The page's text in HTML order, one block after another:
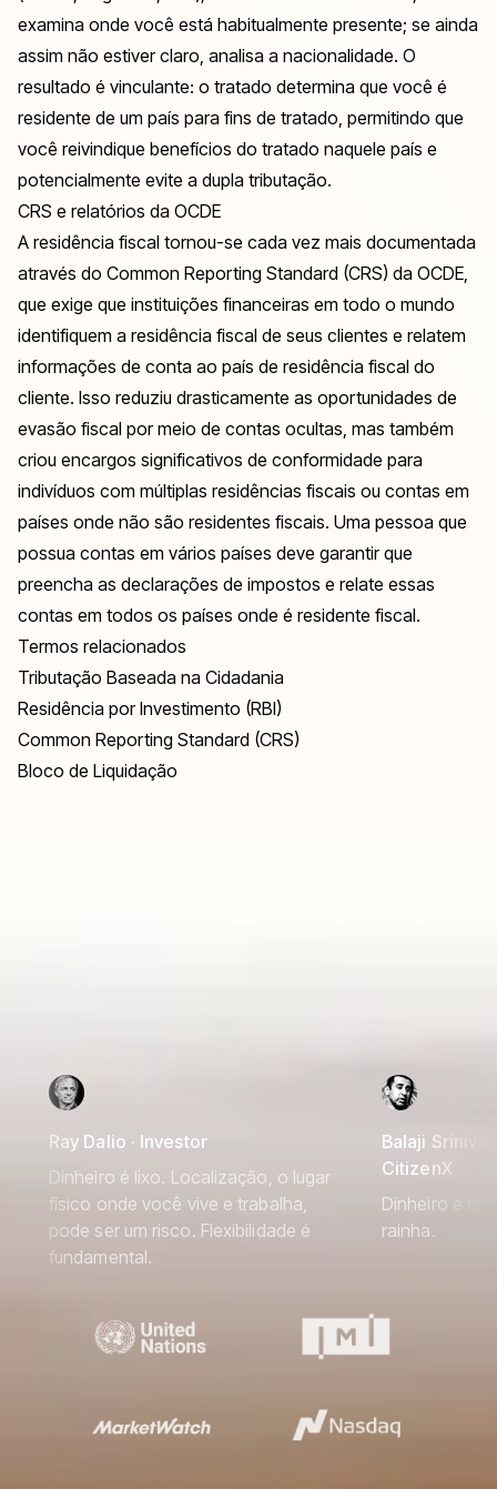
examina onde você está habitualmente presente; se ainda
assim não estiver claro, analisa a nacionalidade. O
resultado é vinculante: o tratado determina que você é
residente de um país para fins de tratado, permitindo que
você reivindique benefícios do tratado naquele país e
potencialmente evite a dupla tributação.
CRS e relatórios da OCDE
A residência fiscal tornou-se cada vez mais documentada
através do Common Reporting Standard (CRS) da OCDE,
que exige que instituições financeiras em todo o mundo
identifiquem a residência fiscal de seus clientes e relatem
informações de conta ao país de residência fiscal do
cliente. Isso reduziu drasticamente as oportunidades de
evasão fiscal por meio de contas ocultas, mas também
criou encargos significativos de conformidade para
indivíduos com múltiplas residências fiscais ou contas em
países onde não são residentes fiscais. Uma pessoa que
possua contas em vários países deve garantir que
preencha as declarações de impostos e relate essas
contas em todos os países onde é residente fiscal.
Termos relacionados
Tributação Baseada na Cidadania
Residência por Investimento (RBI)
Common Reporting Standard (CRS)
Bloco de Liquidação
Ray Dalio · Investor
Dinheiro é lixo. Localização, o lugar
físico onde você vive e trabalha,
pode ser um risco. Flexibilidade é
fundamental.
Balaji
CitizenX
Dinheiro é
rainha.